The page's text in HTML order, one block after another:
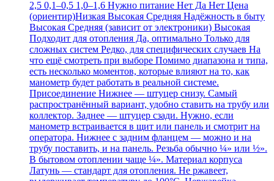
2,5 0,1–0,5 1,0–1,6 Нужно питание Нет Да Нет Цена
(ориентир)Низкая Высокая Средняя Надёжность в быту
Высокая Средняя (зависит от электроники) Высокая
Подходит для отопления Да, оптимально Только для
сложных систем Редко, для специфических случаев На
что ещё смотреть при выборе Помимо диапазона и типа,
есть несколько моментов, которые влияют на то, как
манометр будет работать в реальной системе.
Присоединение Нижнее — штуцер снизу. Самый
распространённый вариант, удобно ставить на трубу или
коллектор. Заднее — штуцер сзади. Нужно, если
манометр встраивается в щит или панель и смотрит на
оператора. Нижнее с задним фланцем — можно и на
трубу поставить, и на панель. Резьба обычно ¼» или ½».
В бытовом отоплении чаще ¼». Материал корпуса
Латунь — стандарт для отопления. Не ржавеет,